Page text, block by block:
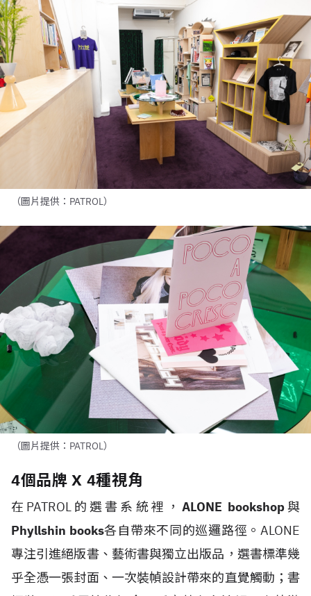
（圖片提供：PATROL）
（圖片提供：PATROL）
4個品牌 X 4種視角
在PATROL的選書系統裡， ALONE bookshop與
Phyllshin books各自帶來不同的巡邏路徑。ALONE
專注引進絕版書、藝術書與獨立出版品，選書標準幾
乎全憑一張封面、一次裝幀設計帶來的直覺觸動；書